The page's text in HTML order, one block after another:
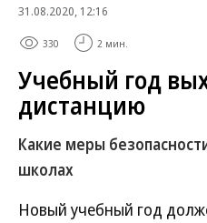
31.08.2020, 12:16
330 2 мин.
Учебный год
дистанцию
Какие меры
школах
Новый учебный год